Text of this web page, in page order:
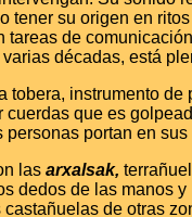
tener su origen en
de
décadas, está
tobera, instrumento de
cuerdas que es
portan en sus
las arxalsak,
dedos de las manos
de otras